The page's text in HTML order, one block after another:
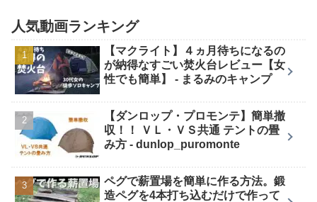
人気動画ランキング
【マクライト】４ヵ月待ちになるの
が納得なすごい焚火台レビュー【女
性でも簡単】 - まるみのキャンプ
【ダンロップ・プロモンテ】簡単撤
収！！ ＶＬ・ＶＳ共通 テントの畳
み方 - dunlop_puromonte
ペグで薪置場を簡単に作る方法。鍛
造ペグを4本打ち込むだけで作って